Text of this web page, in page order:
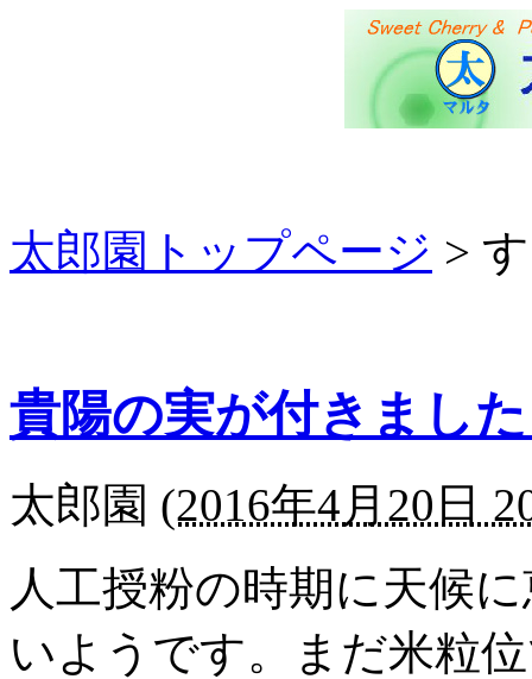
太郎園トップページ >
貴陽の実が付きまし
太郎園 (2016年4月20日
人工授粉の時期に天候
いようです。まだ米粒